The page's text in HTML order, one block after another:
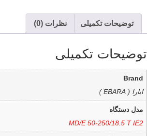
توضیحات تکمیلی نظرات (0)
توضیحات تکمیلی
Brand
ابارا ( EBARA )
مدل دستگاه
MD/E 50-250/18.5 T IE2